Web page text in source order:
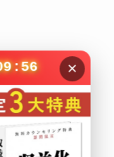
践し、経験を
ルを向上させ
ようになりま
×